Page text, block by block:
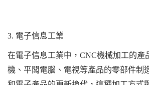
3. 電子信息工業
在電子信息工業中，CNC機械加工的產
機、平闆電腦、電視等產品的零部件制